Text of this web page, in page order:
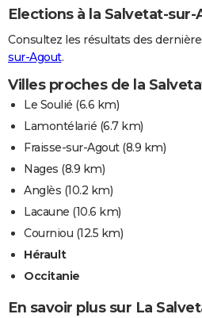
Elections à la Salvetat-
Consultez les résultats des
sur-Agout.
Villes proches de la
Le Soulié (6.6 km)
Lamontélarié (6.7 km)
Fraisse-sur-Agout(8.9 km)
Nages (8.9 km)
Anglès (10.2 km)
Lacaune (10.6 km)
Courniou (12.5 km)
Hérault
Occitanie
En savoir plus sur La